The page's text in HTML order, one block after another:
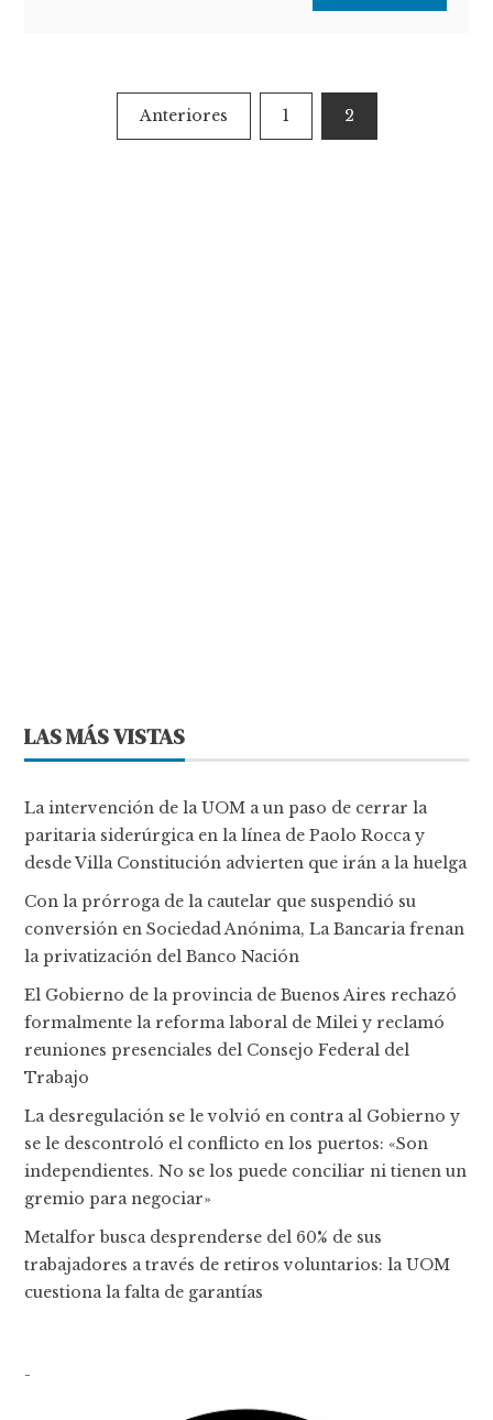
Paginación
Anteriores 1 2
LAS MÁS VISTAS
La intervención de la UOM a un paso de cerrar la
paritaria siderúrgica en la línea de Paolo Rocca y
desde Villa Constitución advierten que irán a la huelga
Con la prórroga de la cautelar que suspendió su
conversión en Sociedad Anónima, La Bancaria frenan
la privatización del Banco Nación
El Gobierno de la provincia de Buenos Aires rechazó
formalmente la reforma laboral de Milei y reclamó
reuniones presenciales del Consejo Federal del
Trabajo
La desregulación se le volvió en contra al Gobierno y
se le descontroló el conflicto en los puertos: «Son
independientes. No se los puede conciliar ni tienen un
gremio para negociar»
Metalfor busca desprenderse del 60% de sus
trabajadores a través de retiros voluntarios: la UOM
cuestiona la falta de garantías
-